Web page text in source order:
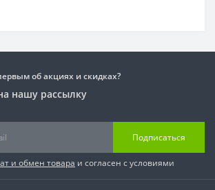
об акциях и скидках?
нашу рассылку
Подписаться
и обмен товара и согласен с условиями